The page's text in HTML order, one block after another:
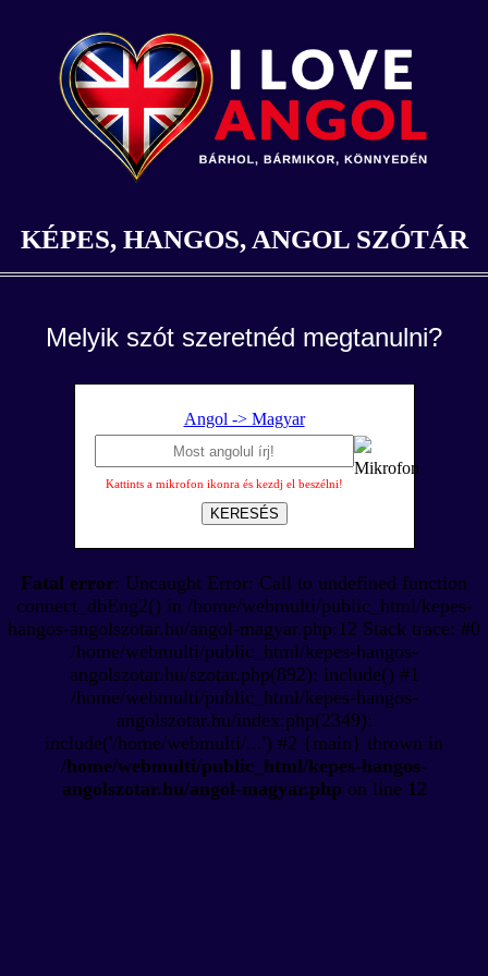
KÉPES, HANGOS, ANGOL SZÓTÁR
Melyik szót szeretnéd megtanulni?
Angol -> Magyar
Kattints a mikrofon ikonra és kezdj el beszélni!
KERESÉS
Fatal error: Uncaught Error: Call to undefined function
connect_dbEng2() in /home/webmulti/public_html/kepes-
hangos-angolszotar.hu/angol-magyar.php:12 Stack trace: #0
/home/webmulti/public_html/kepes-hangos-
angolszotar.hu/szotar.php(892): include() #1
/home/webmulti/public_html/kepes-hangos-
angolszotar.hu/index.php(2349):
include('/home/webmulti/...') #2 {main} thrown in
/home/webmulti/public_html/kepes-hangos-
angolszotar.hu/angol-magyar.php on line 12